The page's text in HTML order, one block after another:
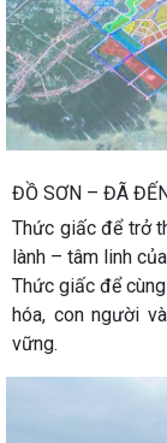
ĐỒ SƠN – ĐÃ
Thức giấc để trở
lành – tâm linh
Thức giấc để
hóa, con người
vững.